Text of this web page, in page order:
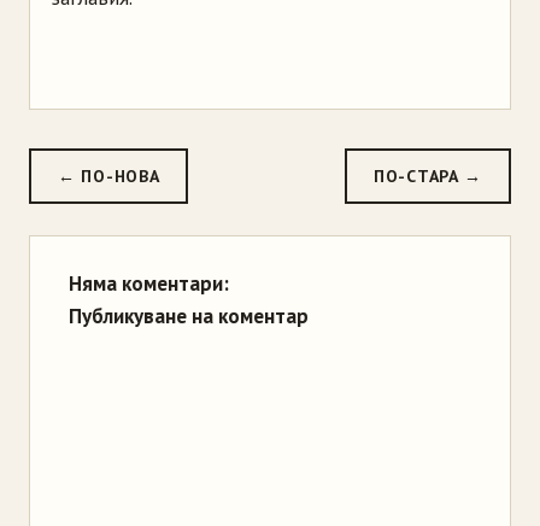
← ПО-НОВА ПО-СТАРА →
Няма коментари:
Публикуване на коментар